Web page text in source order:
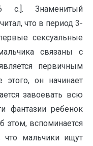
с.]. Знаменитый
что в период 3-
сексуальные
связаны с
первичным
он начинает
завоевать всю
фантазии ребенок
этом, вспоминается
что мальчики ищут